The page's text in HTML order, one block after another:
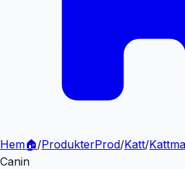
Hem🏠/ProdukterProd/Katt/
Canin